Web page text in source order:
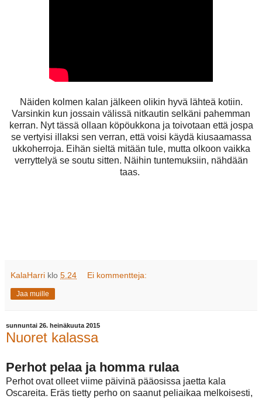
Näiden kolmen kalan jälkeen olikin hyvä lähteä kotiin.
Varsinkin kun jossain välissä nitkautin selkäni pahemman
kerran. Nyt tässä ollaan köpöukkona ja toivotaan että jospa
se vertyisi illaksi sen verran, että voisi käydä kiusaamassa
ukkoherroja. Eihän sieltä mitään tule, mutta olkoon vaikka
verryttelyä se soutu sitten. Näihin tuntemuksiin, nähdään
taas.
KalaHarri klo 5.24 Ei kommentteja:
Jaa muille
sunnuntai 26. heinäkuuta 2015
Nuoret kalassa
Perhot pelaa ja homma rulaa
Perhot ovat olleet viime päivinä pääosissa jaetta kala
Oscareita. Eräs tietty perho on saanut peliaikaa melkoisesti,